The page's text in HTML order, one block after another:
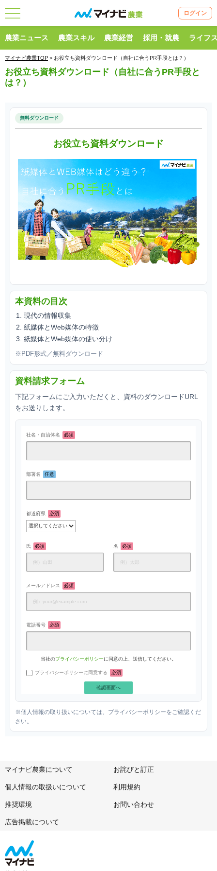
ログイン
農業ニュース 農業スキル 農業経営 採用・就農 ライフ
マイナビ農業TOP > お役立ち資料ダウンロード（自社に合うPR手段とは？）
お役立ち資料ダウンロード（自社に合うPR手段と
は？）
無料ダウンロード
お役立ち資料ダウンロード
本資料の目次
現代の情報収集
紙媒体とWeb媒体の特徴
紙媒体とWeb媒体の使い分け
※PDF形式／無料ダウンロード
資料請求フォーム
下記フォームにご入力いただくと、資料のダウンロードURL
をお送りします。
社名・自治体名 必須
部署名 任意
都道府県 必須
氏 必須 名 必須
メールアドレス 必須
電話番号 必須
当社のプライバシーポリシーに同意の上、送信してください。
プライバシーポリシーに同意する 必須
※個人情報の取り扱いについては、プライバシーポリシーをご確認くだ
さい。
マイナビ農業について お詫びと訂正
個人情報の取扱いについて 利用規約
推奨環境 お問い合わせ
広告掲載について